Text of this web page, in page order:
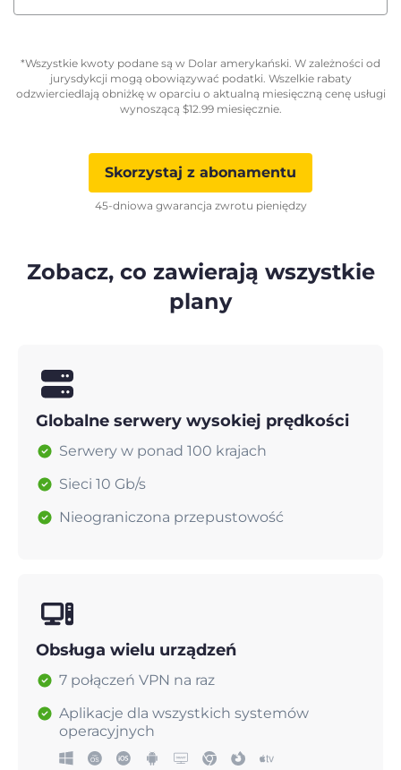
*Wszystkie kwoty podane są w Dolar amerykański. W zależności od
jurysdykcji mogą obowiązywać podatki. Wszelkie rabaty
odzwierciedlają obniżkę w oparciu o aktualną miesięczną cenę usługi
wynoszącą $12.99miesięcznie.
Skorzystaj z abonamentu
45-dniowa gwarancja zwrotu pieniędzy
Zobacz, co zawierają wszystkie
plany
Globalne serwery wysokiej prędkości
Serwery w ponad 100 krajach
Sieci 10 Gb/s
Nieograniczona przepustowość
Obsługa wielu urządzeń
7 połączeń VPN na raz
Aplikacje dla wszystkich systemów
operacyjnych